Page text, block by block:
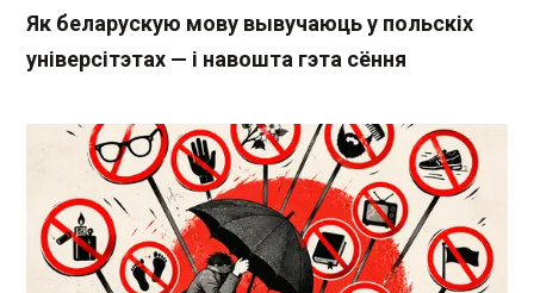
Як беларускую мову вывучаюць у польскіх
універсітэтах — і навошта гэта сёння